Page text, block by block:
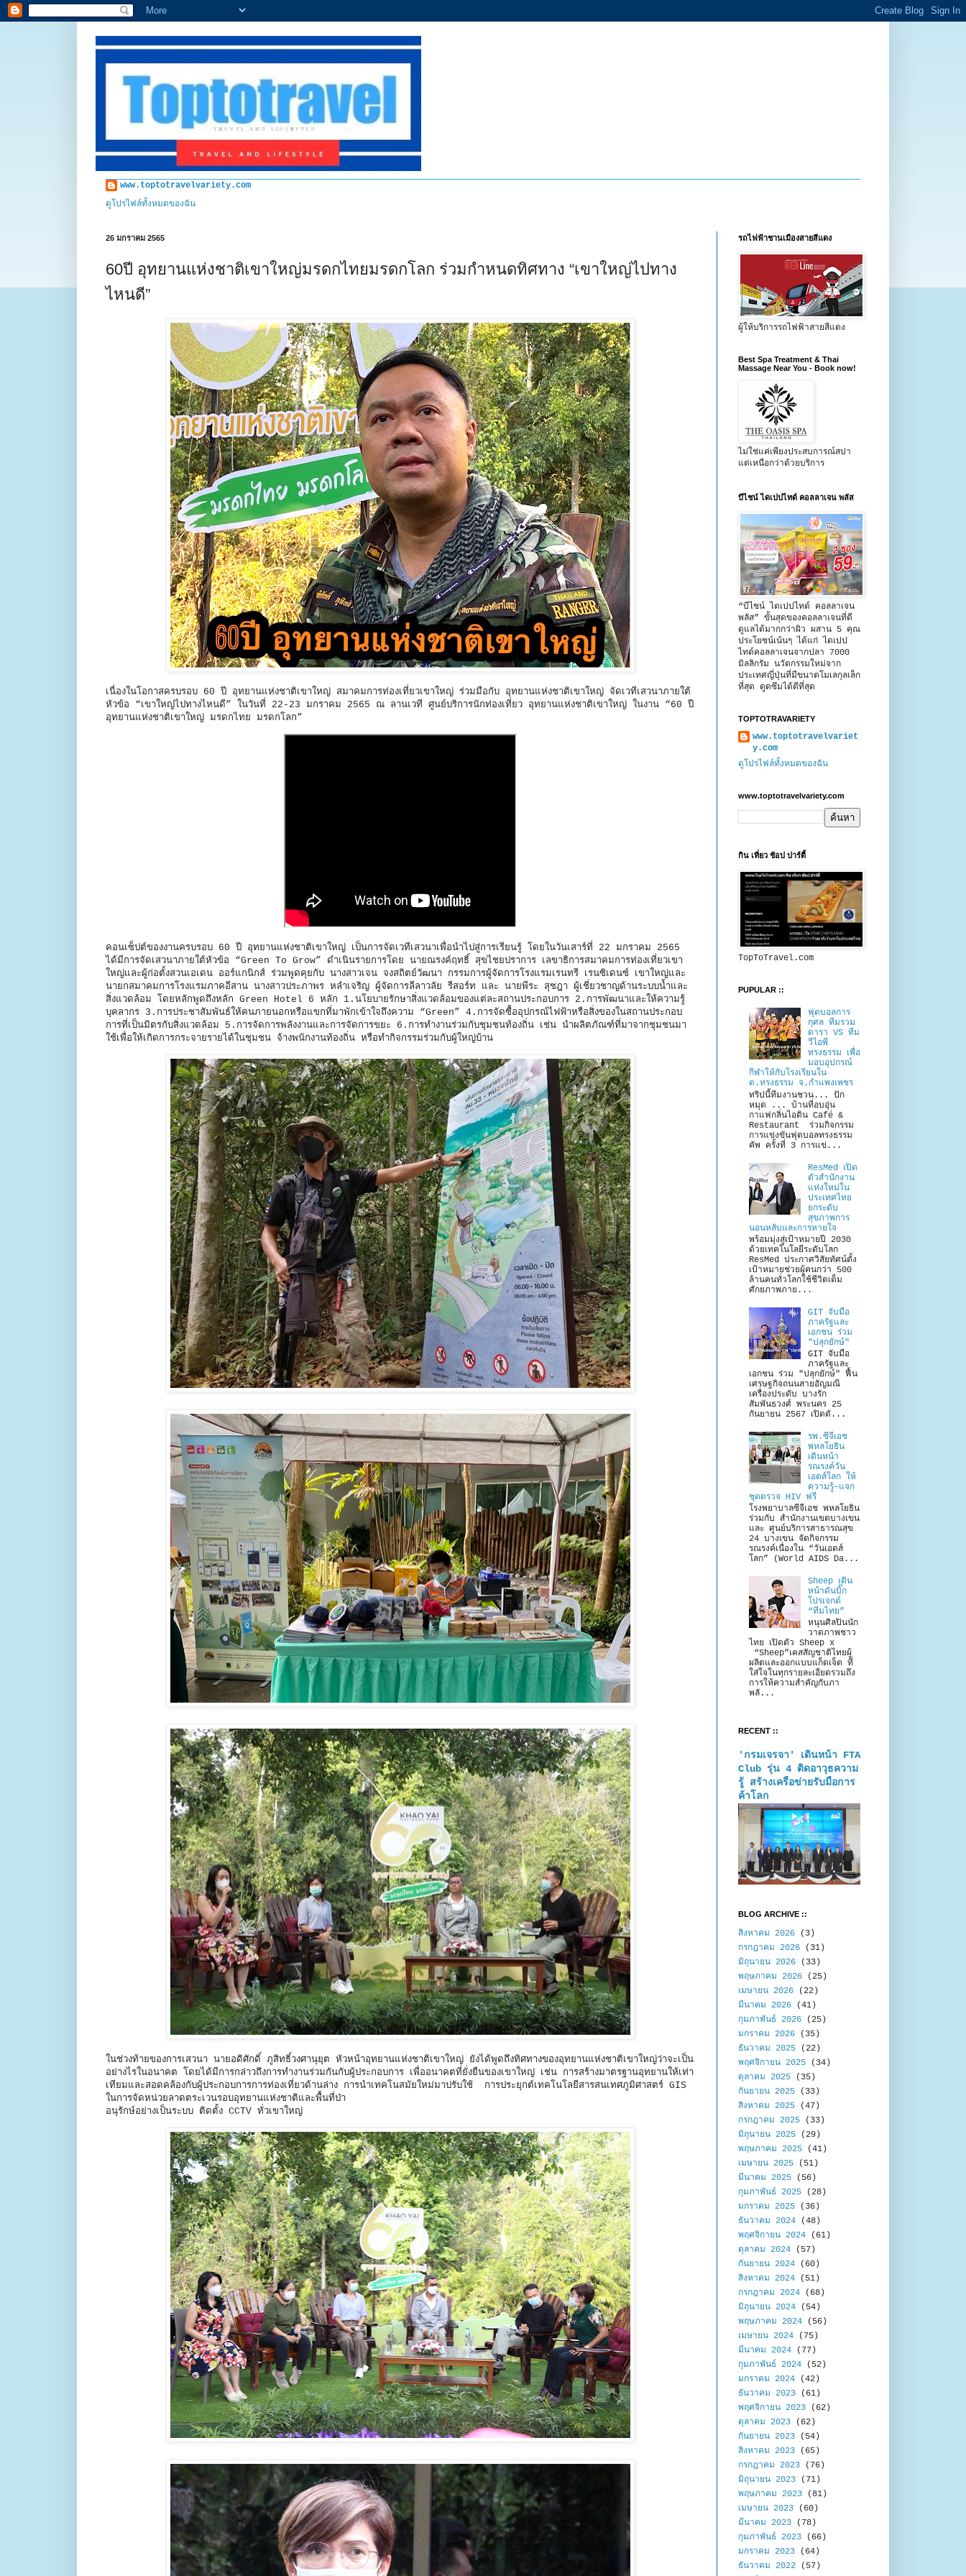
www.toptotravelvariety.com
ดูโปรไฟล์ทั้งหมดของฉัน
26 มกราคม 2565
60ปี อุทยานแห่งชาติเขาใหญ่มรดกไทยมรดกโลก ร่วมกำหนดทิศทาง “เขาใหญ่ไปทาง
ไหนดี”
เนื่องในโอกาสครบรอบ 60 ปี อุทยานแห่งชาติเขาใหญ่ สมาคมการท่องเที่ยวเขาใหญ่ ร่วมมือกับ อุทยานแห่งชาติเขาใหญ่ จัดเวทีเสวนาภายใต้
หัวข้อ “เขาใหญ่ไปทางไหนดี” ในวันที่ 22-23 มกราคม 2565 ณ ลานเวที ศูนย์บริการนักท่องเที่ยว อุทยานแห่งชาติเขาใหญ่ ในงาน “60 ปี
อุทยานแห่งชาติเขาใหญ่ มรดกไทย มรดกโลก”
คอนเซ็ปต์ของงานครบรอบ 60 ปี อุทยานแห่งชาติเขาใหญ่ เป็นการจัดเวทีเสวนาเพื่อนำไปสู่การเรียนรู้ โดยในวันเสาร์ที่ 22 มกราคม 2565
ได้มีการจัดเสวนาภายใต้หัวข้อ “Green To Grow” ​​ดำเนินรายการโดย นายณรงค์ฤทธิ์ สุขไชยปราการ เลขาธิการสมาคมการท่องเที่ยวเขา
ใหญ่และผู้ก่อตั้งสวนเอเดน ออร์แกนิกส์ ร่วมพูดคุยกับ นางสาวเจน จงสถิตย์วัฒนา กรรมการผู้จัดการโรงแรมเรนทรี เรนซิเดนซ์ เขาใหญ่และ
นายกสมาคมการโรงแรมภาคอีสาน นางสาวประภาพร หลำเจริญ ผู้จัดการลีลาวลัย รีสอร์ท และ นายพีระ สุชฎา ผู้เชี่ยวชาญด้านระบบน้ำและ
สิ่งแวดล้อม โดยหลักพูดถึงหลัก Green Hotel 6 หลัก 1.นโยบายรักษาสิ่งแวดล้อมของแต่ละสถานประกอบการ 2.การพัฒนาและให้ความรู้
บุคลากร 3.การประชาสัมพันธ์ให้คนภายนอกหรือแขกที่มาพักเข้าใจถึงความ “Green” 4.การจัดซื้ออุปกรณ์ไฟฟ้าหรือสิ่งของในสถานประกอบ
การที่เป็นมิตรกับสิ่งแวดล้อม 5.การจัดการพลังงานและการจัดการขยะ 6.การทำงานร่วมกับชุมชนท้องถิ่น เช่น นำผลิตภัณฑ์ที่มาจากชุมชนมา
ใช้เพื่อให้เกิดการกระจายรายได้ในชุมชน จ้างพนักงานท้องถิ่น หรือทำกิจกรรมร่วมกับผู้ใหญ่บ้าน
ในช่วงท้ายของการเสวนา นายอดิศักดิ์ ภูสิทธิ์วงศานุยุต หัวหน้าอุทยานแห่งชาติเขาใหญ่ ยังได้พูดถึงทิศทางของอุทยานแห่งชาติเขาใหญ่ว่าจะเป็น
อย่างไรในอนาคต โดยได้มีการกล่าวถึงการทำงานร่วมกันกับผู้ประกอบการ เพื่ออนาคตที่ยั่งยืนของเขาใหญ่ เช่น การสร้างมาตรฐานอุทยานให้เท่า
เทียมและสอดคล้องกับผู้ประกอบการการท่องเที่ยวด้านล่าง การนำเทคโนสมัยใหม่มาปรับใช้ การประยุกต์เทคโนโลยีสารสนเทศภูมิศาสตร์ GIS
ในการจัดหน่วยลาดตระเวนรอบอุทยานแห่งชาติและพื้นที่ป่า
อนุรักษ์อย่างเป็นระบบ ติดตั้ง CCTV ทั่วเขาใหญ่
รถไฟฟ้าชานเมืองสายสีแดง
ผู้ให้บริการรถไฟฟ้าสายสีแดง
Best Spa Treatment & Thai
Massage Near You - Book now!
ไม่ใช่แค่เพียงประสบการณ์สปา
แต่เหนือกว่าด้วยบริการ
บีไชน์ ไดเปปไทด์ คอลลาเจน พลัส
“บีไชน์ ไดเปปไทด์ คอลลาเจน
พลัส” ขั้นสุดของคอลลาเจนที่ดี
ดูแลได้มากกว่าผิว ผสาน 5 คุณ
ประโยชน์เน้นๆ ได้แก่ ไดเปป
ไทด์คอลลาเจนจากปลา 7000
มิลลิกรัม นวัตกรรมใหม่จาก
ประเทศญี่ปุ่นที่มีขนาดโมเลกุลเล็ก
ที่สุด ดูดซึมได้ดีที่สุด
TOPTOTRAVARIETY
www.toptotravelvariet
y.com
ดูโปรไฟล์ทั้งหมดของฉัน
www.toptotravelvariety.com
กิน เที่ยว ช้อป ปาร์ตี้
TopToTravel.com
PUPULAR ::
ฟุตบอลการ
กุศล ทีมรวม
ดารา VS ทีม
วีไอพี
ทรงธรรม เพื่อ
มอบอุปกรณ์
กีฬาให้กับโรงเรียนใน
ต.ทรงธรรม จ.กำแพงเพชร
ทริปนี้ทีมงานชวน... ปัก
หมุด ... บ้านที่อบอุ่น
กาแฟกลิ่นไอดิน Café &
Restaurant ร่วมกิจกรรม
การแข่งขันฟุตบอลทรงธรรม
คัพ ครั้งที่ 3 การแข่...
ResMed เปิด
ตัวสำนักงาน
แห่งใหม่ใน
ประเทศไทย
ยกระดับ
สุขภาพการ
นอนหลับและการหายใจ
พร้อมมุ่งสู่เป้าหมายปี 2030
ด้วยเทคโนโลยีระดับโลก
ResMed ประกาศวิสัยทัศน์ตั้ง
เป้าหมายช่วยผู้คนกว่า 500
ล้านคนทั่วโลกใช้ชีวิตเต็ม
ศักยภาพภาย...
GIT จับมือ
ภาครัฐและ
เอกชน ร่วม
"ปลุกยักษ์"
GIT จับมือ
ภาครัฐและ
เอกชน ร่วม "ปลุกยักษ์" ฟื้น
เศรษฐกิจถนนสายอัญมณี
เครื่องประดับ บางรัก
สัมพันธวงศ์ พระนคร 25
กันยายน 2567 เปิดตั...
รพ.ซีจีเอช
พหลโยธิน
เดินหน้า
รณรงค์วัน
เอดส์โลก ให้
ความรู้–แจก
ชุดตรวจ HIV ฟรี
โรงพยาบาลซีจีเอช พหลโยธิน
ร่วมกับ สำนักงานเขตบางเขน
และ ศูนย์บริการสาธารณสุข
24 บางเขน จัดกิจกรรม
รณรงค์เนื่องใน “วันเอดส์
โลก” (World AIDS Da...
Sheep เดิน
หน้าดันบิ๊ก
โปรเจกต์
“ทีมไทย”
หนุนศิลปินนัก
วาดภาพชาว
ไทย เปิดตัว Sheep x
“Sheep”เคสสัญชาติไทยผู้
ผลิตและออกแบบแก็ดเจ็ต ที่
ใส่ใจในทุกรายละเอียดรวมถึง
การให้ความสำคัญกับภา
พลั...
RECENT ::
'กรมเจรจา' เดินหน้า FTA
Club รุ่น 4 ติดอาวุธความ
รู้ สร้างเครือข่ายรับมือการ
ค้าโลก
BLOG ARCHIVE ::
สิงหาคม 2026 (3)
กรกฎาคม 2026 (31)
มิถุนายน 2026 (33)
พฤษภาคม 2026 (25)
เมษายน 2026 (22)
มีนาคม 2026 (41)
กุมภาพันธ์ 2026 (25)
มกราคม 2026 (35)
ธันวาคม 2025 (22)
พฤศจิกายน 2025 (34)
ตุลาคม 2025 (35)
กันยายน 2025 (33)
สิงหาคม 2025 (47)
กรกฎาคม 2025 (33)
มิถุนายน 2025 (29)
พฤษภาคม 2025 (41)
เมษายน 2025 (51)
มีนาคม 2025 (56)
กุมภาพันธ์ 2025 (28)
มกราคม 2025 (36)
ธันวาคม 2024 (48)
พฤศจิกายน 2024 (61)
ตุลาคม 2024 (57)
กันยายน 2024 (60)
สิงหาคม 2024 (51)
กรกฎาคม 2024 (68)
มิถุนายน 2024 (54)
พฤษภาคม 2024 (56)
เมษายน 2024 (75)
มีนาคม 2024 (77)
กุมภาพันธ์ 2024 (52)
มกราคม 2024 (42)
ธันวาคม 2023 (61)
พฤศจิกายน 2023 (62)
ตุลาคม 2023 (62)
กันยายน 2023 (54)
สิงหาคม 2023 (65)
กรกฎาคม 2023 (76)
มิถุนายน 2023 (71)
พฤษภาคม 2023 (81)
เมษายน 2023 (60)
มีนาคม 2023 (78)
กุมภาพันธ์ 2023 (66)
มกราคม 2023 (64)
ธันวาคม 2022 (57)